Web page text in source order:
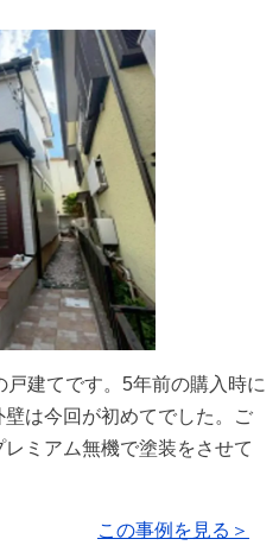
建てです。5年前の購入時に
は今回が初めてでした。ご
ミアム無機で塗装をさせて
この事例を見る＞